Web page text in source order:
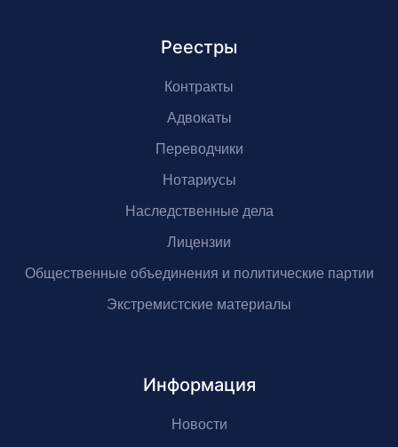
Реестры
Контракты
Адвокаты
Переводчики
Нотариусы
Наследственные дела
Лицензии
Общественные объединения и политические партии
Экстремистские материалы
Информация
Новости